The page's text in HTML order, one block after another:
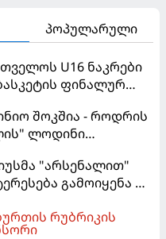
პოპულარული
U16 ნაკრები
ფინალურ
იწყებს
შოკშია - როდრის
ლოდინი
გადადის
"არსენალით"
გამოიყენა და
გააგრძელა
რუბრიკის